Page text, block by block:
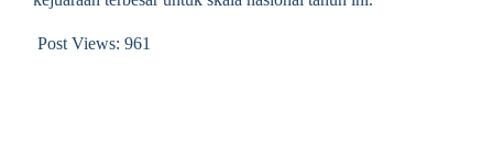
Post Views: 961